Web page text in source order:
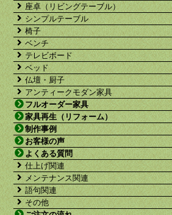
座卓（リビングテーブル）
シンプルテーブル
椅子
ベンチ
テレビボード
ベッド
仏壇・厨子
アンティークモダン家具
フルオーダー家具
家具再生（リフォーム）
制作事例
お客様の声
よくある質問
仕上げ関連
メンテナンス関連
語句関連
その他